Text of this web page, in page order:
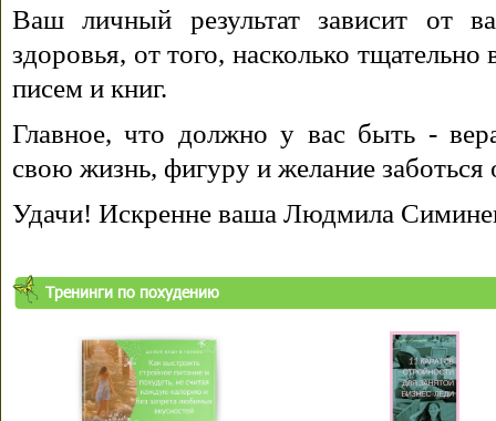
Ваш личный результат зависит от
здоровья, от того, насколько
писем и книг.
Главное, что должно у вас быть -
свою жизнь, фигуру и желание заботься
Удачи! Искренне ваша Людмила
Тренинги по похудению